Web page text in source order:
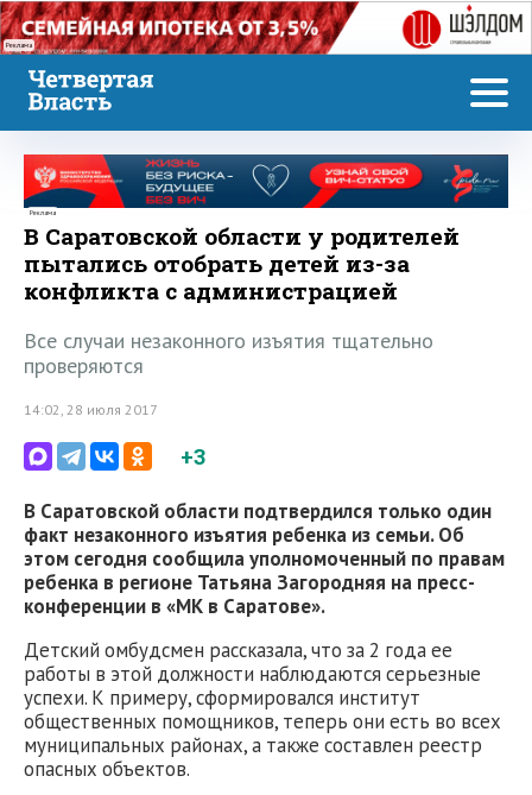
Реклама
Реклама
В Саратовской области у родителей
пытались отобрать детей из-за
конфликта с администрацией
Все случаи незаконного изъятия тщательно
проверяются
14:02, 28 июля 2017
+3
В Саратовской области подтвердился только один
факт незаконного изъятия ребенка из семьи. Об
этом сегодня сообщила уполномоченный по правам
ребенка в регионе Татьяна Загородняя на пресс-
конференции в «МК в Саратове».
Детский омбудсмен рассказала, что за 2 года ее
работы в этой должности наблюдаются серьезные
успехи. К примеру, сформировался институт
общественных помощников, теперь они есть во всех
муниципальных районах, а также составлен реестр
опасных объектов.